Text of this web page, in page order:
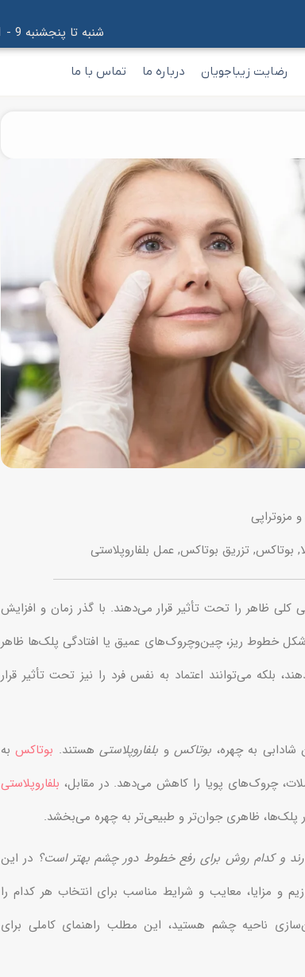
شنبه تا پنجشنبه 9 - 21
رضایت زیباجویان درباره ما تماس با ما
مزوتراپی
, بوتاکس, تزریق بوتاکس, عمل بلفاروپلاستی
ظاهر را تحت تأثیر قرار می‌دهند. با گذر زمان و افزایش
خطوط ریز، چین‌وچروک‌های عمیق یا افتادگی پلک‌ها ظاهر
بلکه می‌توانند اعتماد به نفس فرد را نیز تحت تأثیر قرار
به چهره، بوتاکسو بلفاروپلاستیهستند. بوتاکسبه
چروک‌های پویا را کاهش می‌دهد. در مقابل، بلفاروپلاستی
ظاهری جوان‌تر و طبیعی‌تر به چهره می‌بخشد.
و کدام روش برای رفع خطوط دور چشم بهتر است؟ در این
و مزایا، معایب و شرایط مناسب برای انتخاب هر کدام را
ناحیه چشم هستید، این مطلب راهنمای کاملی برای